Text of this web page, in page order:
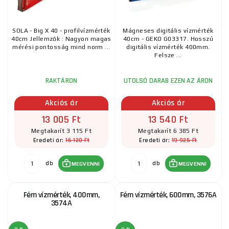
SOLA - Big X 40 - profilvízmérték
40cm Jellemzők : Nagyon magas
mérési pontosság mind norm ...
RAKTÁRON
Akciós ár
13 005 Ft
Megtakarít 3 115 Ft
Eredeti ár:16 120 Ft
db MEGVENNI
Mágneses digitális vízmérték
40cm - GEKO G03317. Hosszú
digitális vízmérték 400mm.
Felsze ...
UTOLSÓ DARAB EZEN AZ ÁRON
Akciós ár
13 540 Ft
Megtakarít 6 385 Ft
Eredeti ár:19 925 Ft
db MEGVENNI
Fém vízmérték, 400mm,
3574A
Fém vízmérték, 600mm, 3576A